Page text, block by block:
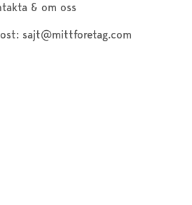
& om oss
sajt@mittforetag.com